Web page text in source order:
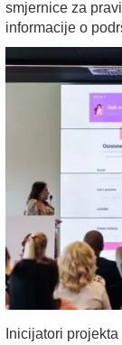
smjernice za
informacije o
Inicijatori